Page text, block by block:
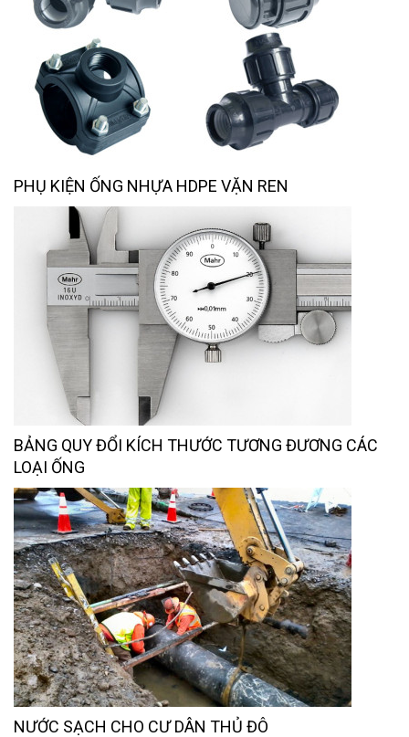
PHỤ KIỆN ỐNG NHỰA HDPE VẶN REN
BẢNG QUY ĐỔI KÍCH THƯỚC TƯƠNG ĐƯƠNG CÁC
LOẠI ỐNG
NƯỚC SẠCH CHO CƯ DÂN THỦ ĐÔ